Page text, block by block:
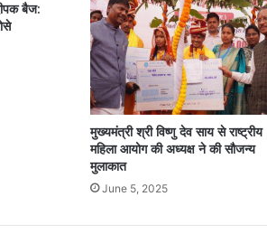
बैज:
मुख्यमंत्री श्री विष्णु देव साय से राष्ट्रीय
महिला आयोग की अध्यक्ष ने की सौजन्य
मुलाकात
June 5, 2025